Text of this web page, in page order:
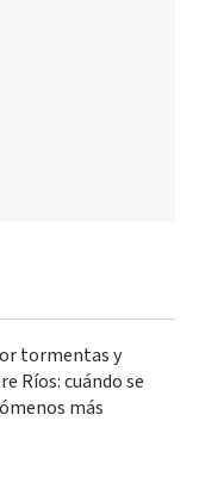
tormentas y
Ríos: cuándo se
más